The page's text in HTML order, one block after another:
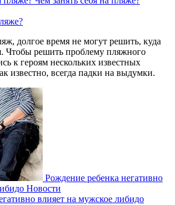
долгое время не могут решить, куда
Чтобы решить проблему пляжного
к героям нескольких известных
известно, всегда падки на выдумки.
Рождение ребенка негативно
Новости
влияет на мужское либидо